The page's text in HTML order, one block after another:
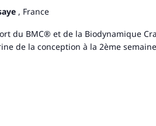
, France
du BMC® et de la Biodynamique
de la conception à la 2ème